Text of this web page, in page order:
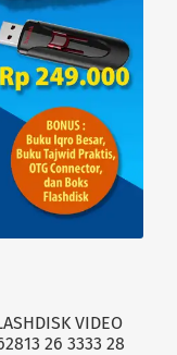
VIDEO
26 3333 28